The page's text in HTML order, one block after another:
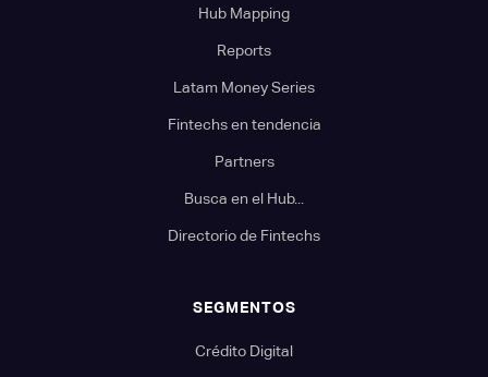
Hub Mapping
Reports
Latam Money Series
Fintechs en tendencia
Partners
Busca en el Hub...
Directorio de Fintechs
SEGMENTOS
Crédito Digital